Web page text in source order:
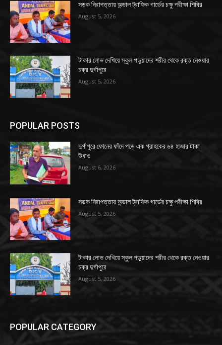
সড়ক নিরাপত্তায় অন্ডাল ট্রাফিক গার্ডের চক্ষু পরীক্ষা শিবির
August 5, 2026
টাকার লোভ দেখিয়ে স্কুল পড়ুয়াদের শরীর থেকে রক্ত নেওয়ার
চক্র দুর্গাপুরে
August 5, 2026
POPULAR POSTS
দুর্গাপুরে ফোনের ফাঁদে পড়ে এক গ্রাহকের ৬৪ হাজার টাকা
উধাও
August 6, 2026
সড়ক নিরাপত্তায় অন্ডাল ট্রাফিক গার্ডের চক্ষু পরীক্ষা শিবির
August 5, 2026
টাকার লোভ দেখিয়ে স্কুল পড়ুয়াদের শরীর থেকে রক্ত নেওয়ার
চক্র দুর্গাপুরে
August 5, 2026
POPULAR CATEGORY